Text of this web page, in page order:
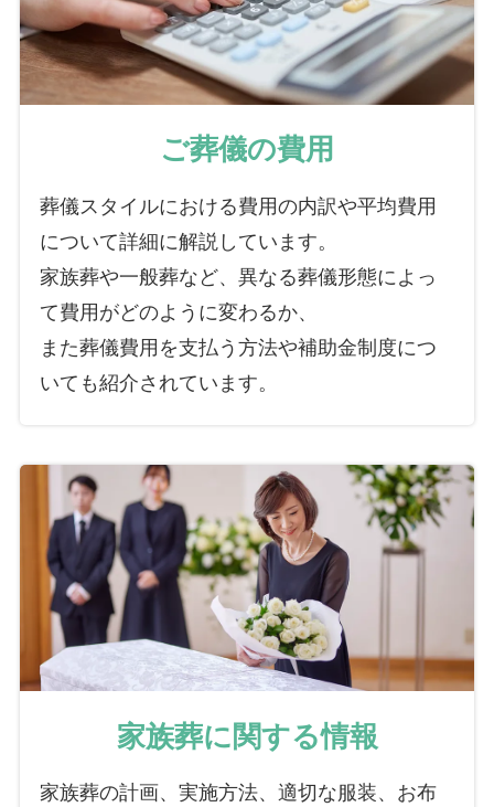
ご葬儀の費用
葬儀スタイルにおける費用の内訳や平均費用
について詳細に解説しています。
家族葬や一般葬など、異なる葬儀形態によっ
て費用がどのように変わるか、
また葬儀費用を支払う方法や補助金制度につ
いても紹介されています。
家族葬に関する情報
家族葬の計画、実施方法、適切な服装、お布